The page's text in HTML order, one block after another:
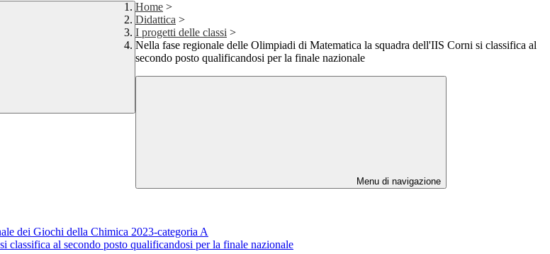
Home >
Didattica >
I progetti delle classi >
Nella fase regionale delle Olimpiadi di Matematica la squadra dell'IIS Corni si classifica al
secondo posto qualificandosi per la finale nazionale
Menu di navigazione
dei Giochi della Chimica 2023-categoria A
al secondo posto qualificandosi per la finale nazionale